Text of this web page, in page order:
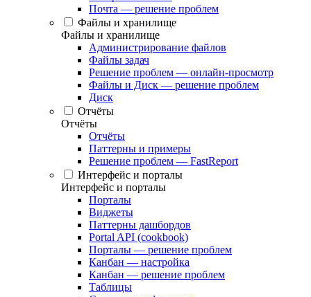
Почта — решение проблем
Файлы и хранилище
Файлы и хранилище
Администрирование файлов
Файлы задач
Решение проблем — онлайн-просмотр
Файлы и Диск — решение проблем
Диск
Отчёты
Отчёты
Отчёты
Паттерны и примеры
Решение проблем — FastReport
Интерфейс и порталы
Интерфейс и порталы
Порталы
Виджеты
Паттерны дашбордов
Portal API (cookbook)
Порталы — решение проблем
Канбан — настройка
Канбан — решение проблем
Таблицы